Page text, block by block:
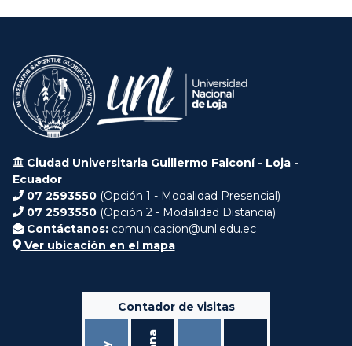
Ciudad Universitaria Guillermo Falconí - Loja -
Ecuador
07 2593550 (Opción 1 - Modalidad Presencial)
07 2593550 (Opción 2 - Modalidad Distancia)
Contáctanos: comunicacion@unl.edu.ec
Ver ubicación en el mapa
Contador de visitas